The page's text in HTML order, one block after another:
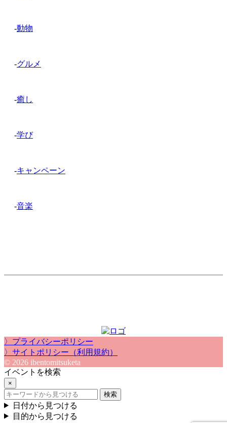
-動物
-グルメ
-癒し
-学び
-キャンペーン
-音楽
〉プライバシーポリシー
〉サイトポリシー（利用規約）
© 2026 ibentomitsuketa
イベントを検索
×
検索
日付から見つける
目的から見つける